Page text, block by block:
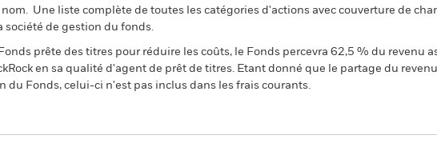
Une liste complète de toutes les catégories d'actions avec couverture de
société de gestion du fonds.
prête des titres pour réduire les coûts, le Fonds percevra 62,5 % du revenu
en sa qualité d'agent de prêt de titres. Etant donné que le partage du
du Fonds, celui-ci n'est pas inclus dans les frais courants.